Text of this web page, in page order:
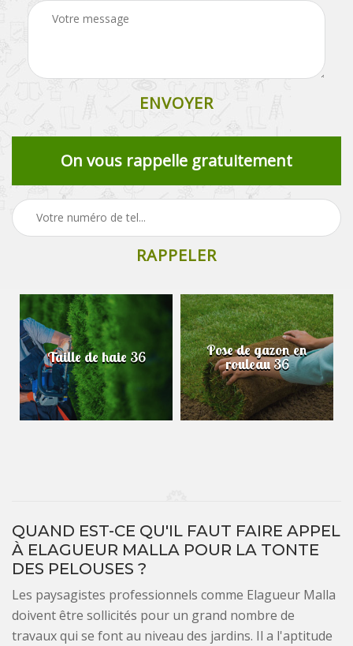
On vous rappelle gratuitement
Taille de haie 36 Pose de gazon en
rouleau 36
QUAND EST-CE QU'IL FAUT FAIRE APPEL
À ELAGUEUR MALLA POUR LA TONTE
DES PELOUSES ?
Les paysagistes professionnels comme Elagueur Malla
doivent être sollicités pour un grand nombre de
travaux qui se font au niveau des jardins. Il a l'aptitude